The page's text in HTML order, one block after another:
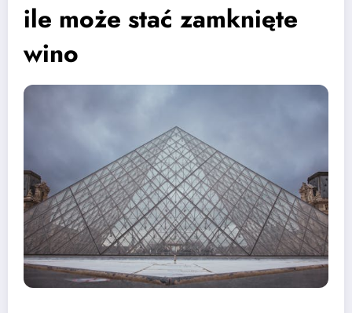
ile może stać zamknięte
wino